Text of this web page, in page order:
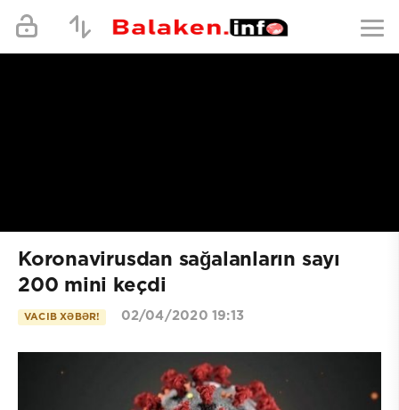
Koronavirusdan sağalanların sayı
200 mini keçdi
VACIB XƏBƏR! 02/04/2020 19:13